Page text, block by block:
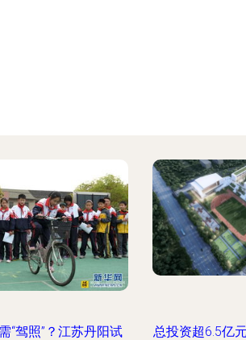
“驾照”？江苏丹阳试
总投资超6.5亿